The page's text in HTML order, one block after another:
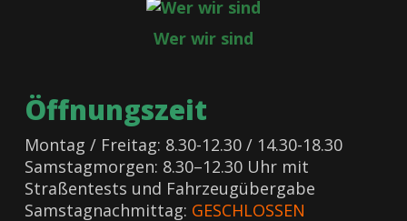
Wer wir sind
Öffnungszeit
Montag / Freitag: 8.30-12.30 / 14.30-18.30
Samstagmorgen: 8.30–12.30 Uhr mit
Straßentests und Fahrzeugübergabe
Samstagnachmittag: GESCHLOSSEN